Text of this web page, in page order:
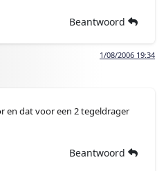
Beantwoord
1/08/2006 19:34
en dat voor een 2 tegeldrager
Beantwoord